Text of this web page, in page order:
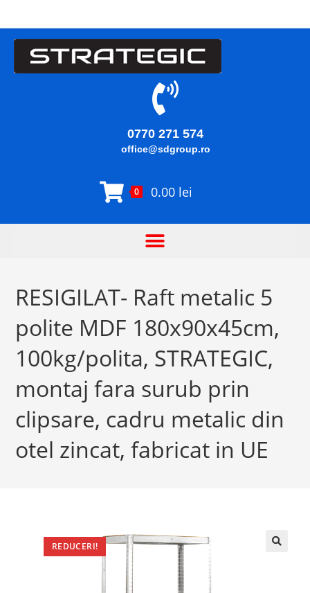
0770 271 574
office@sdgroup.ro
0 0.00 lei
RESIGILAT- Raft metalic 5
polite MDF 180x90x45cm,
100kg/polita, STRATEGIC,
montaj fara surub prin
clipsare, cadru metalic din
otel zincat, fabricat in UE
REDUCERI!